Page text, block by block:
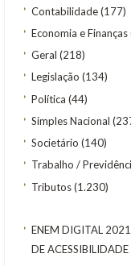
Contabilidade(177)
Economia e Finanças
Geral (218)
Legislação (134)
Política (44)
Simples Nacional
Societário (140)
Trabalho /
Tributos(1.230)
ENEM DIGITAL 2021
DE ACESSIBILIDADE